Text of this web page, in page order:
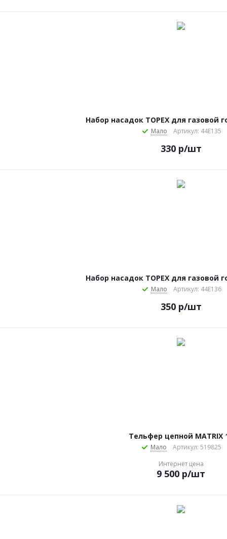
Набор насадок TOPEX для газовой
Мало Артикул: 44E135
330р/шт
Набор насадок TOPEX для газовой
Мало Артикул: 44E136
350р/шт
Тельфер цепной MATRIX
Мало
Артикул: 519825
Интернет цена
9 500 р/шт